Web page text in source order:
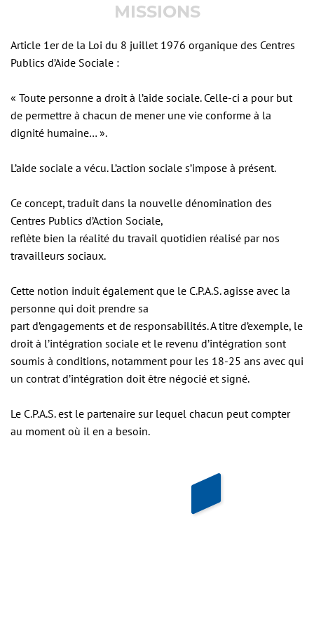
MISSIONS
Article 1er de la Loi du 8 juillet 1976 organique des Centres
Publics d’Aide Sociale :
« Toute personne a droit à l’aide sociale. Celle-ci a pour but
de permettre à chacun de mener une vie conforme à la
dignité humaine… ».
L’aide sociale a vécu. L’action sociale s’impose à présent.
Ce concept, traduit dans la nouvelle dénomination des
Centres Publics d’Action Sociale,
reflète bien la réalité du travail quotidien réalisé par nos
travailleurs sociaux.
Cette notion induit également que le C.P.A.S. agisse avec la
personne qui doit prendre sa
part d’engagements et de responsabilités. A titre d’exemple, le
droit à l’intégration sociale et le revenu d’intégration sont
soumis à conditions, notamment pour les 18-25 ans avec qui
un contrat d’intégration doit être négocié et signé.
Le C.P.A.S. est le partenaire sur lequel chacun peut compter
au moment où il en a besoin.